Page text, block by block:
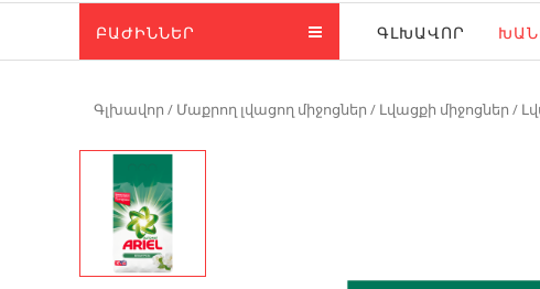
ԲԱԺԻՆՆԵՐ ԳԼԽԱՎՈՐ
Գլխավոր / Մաքրող լվացող միջոցներ / Լվացքի միջոցներ /